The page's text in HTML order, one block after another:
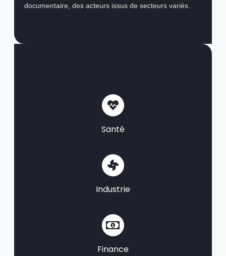
documentaire, des acteurs issus de secteurs variés.
Santé
Industrie
Finance